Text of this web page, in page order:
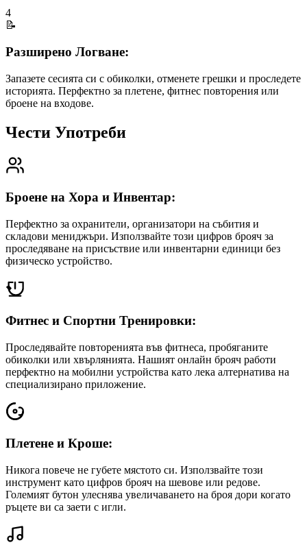
4
📝
Разширено Логване:
Запазете сесията си с обиколки, отменете грешки и проследете
историята. Перфектно за плетене, фитнес повторения или
броене на входове.
Чести Употреби
Броене на Хора и Инвентар:
Перфектно за охранители, организатори на събития и
складови мениджъри. Използвайте този цифров брояч за
проследяване на присъствие или инвентарни единици без
физическо устройство.
Фитнес и Спортни Тренировки:
Проследявайте повторенията във фитнеса, пробяганите
обиколки или хвърлянията. Нашият онлайн брояч работи
перфектно на мобилни устройства като лека алтернатива на
специализирано приложение.
Плетене и Кроше:
Никога повече не губете мястото си. Използвайте този
инструмент като цифров брояч на шевове или редове.
Големият бутон улеснява увеличаването на броя дори когато
ръцете ви са заети с игли.